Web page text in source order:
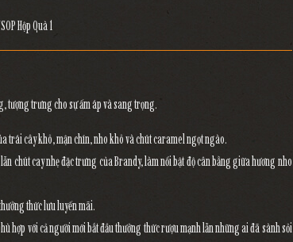
tượng trưng cho sự ấm áp và sang trọng.
trái cây khô, mận chín, nho khô và chút caramel ngọt ngào.
chút cay nhẹ đặc trưng của Brandy, làm nổi bật độ cân bằng giữa hương nho
thức lưu luyến mãi.
hợp với cả người mới bắt đầu thưởng thức rượu mạnh lẫn những ai đã sành sỏi